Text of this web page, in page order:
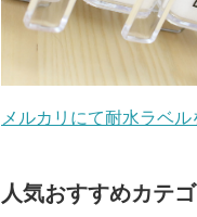
メルカリにて耐水ラベ
人気おすすめカテ